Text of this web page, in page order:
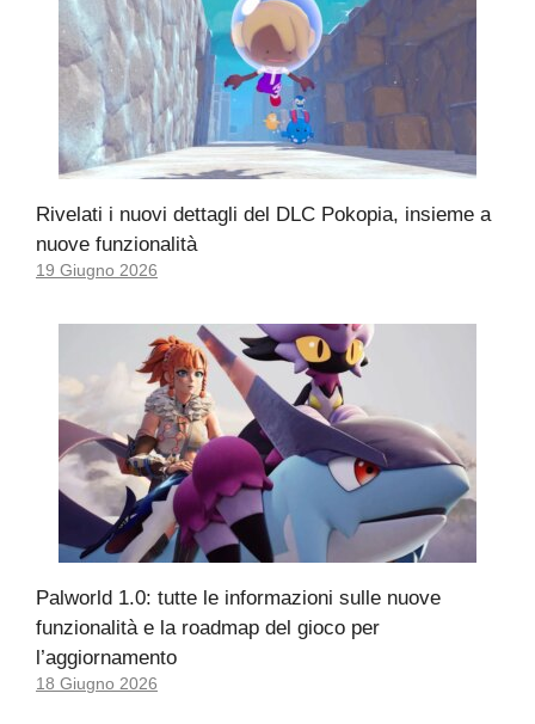
Rivelati i nuovi dettagli del DLC Pokopia, insieme a
nuove funzionalità
19 Giugno 2026
Palworld 1.0: tutte le informazioni sulle nuove
funzionalità e la roadmap del gioco per
l’aggiornamento
18 Giugno 2026